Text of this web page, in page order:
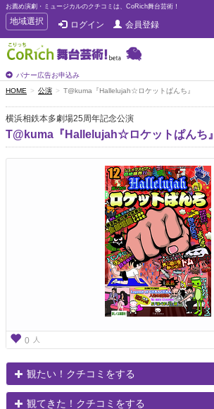
お薦め演劇・ミュージカルのクチコミは、CoRich舞台芸術！
T
o
g
g
e
n
a
v
i
g
地域選択 ログイン 会員登録
バナー広告お申込み
HOME 公演 T@kuma『Hallelujah☆ロケットぱんち』
横浜相鉄本多劇場25周年記念公演
T@kuma『Hallelujah☆ロケットぱんち』
0 人
観たい！クチコミをする
観てきた！クチコミをする